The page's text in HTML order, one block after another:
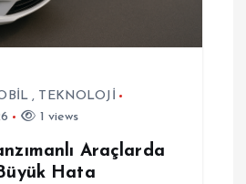
, TEKNOLOJİ
1 views
Araçlarda
Hata